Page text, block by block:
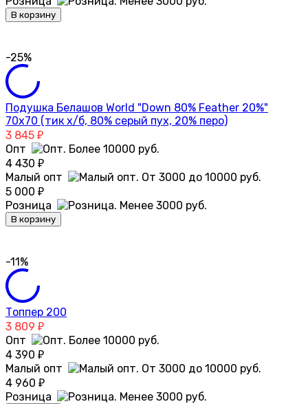
В корзину
-25%
Подушка Белашов World "Down 80% Feather 20%"
70х70 (тик х/б, 80% серый пух, 20% перо)
3 845 ₽
Опт
4 430 ₽
Малый опт
5 000 ₽
Розница
В корзину
-11%
Топпер 200
3 809 ₽
Опт
4 390 ₽
Малый опт
4 960 ₽
Розница